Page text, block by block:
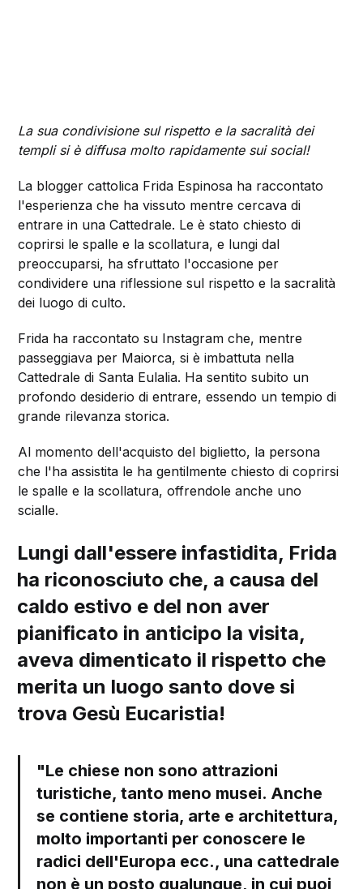
La sua condivisione sul rispetto e la sacralità dei
templi si è diffusa molto rapidamente sui social!
La blogger cattolica Frida Espinosa ha raccontato
l'esperienza che ha vissuto mentre cercava di
entrare in una Cattedrale. Le è stato chiesto di
coprirsi le spalle e la scollatura, e lungi dal
preoccuparsi, ha sfruttato l'occasione per
condividere una riflessione sul rispetto e la sacralità
dei luogo di culto.
Frida ha raccontato su Instagram che, mentre
passeggiava per Maiorca, si è imbattuta nella
Cattedrale di Santa Eulalia. Ha sentito subito un
profondo desiderio di entrare, essendo un tempio di
grande rilevanza storica.
Al momento dell'acquisto del biglietto, la persona
che l'ha assistita le ha gentilmente chiesto di coprirsi
le spalle e la scollatura, offrendole anche uno
scialle.
Lungi dall'essere infastidita, Frida
ha riconosciuto che, a causa del
caldo estivo e del non aver
pianificato in anticipo la visita,
aveva dimenticato il rispetto che
merita un luogo santo dove si
trova Gesù Eucaristia!
"Le chiese non sono attrazioni
turistiche, tanto meno musei. Anche
se contiene storia, arte e architettura,
molto importanti per conoscere le
radici dell'Europa ecc., una cattedrale
non è un posto qualunque, in cui puoi